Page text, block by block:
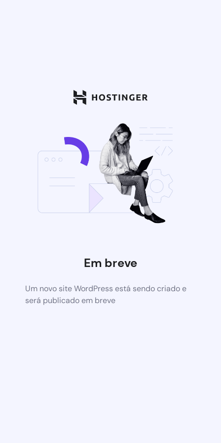
Em breve
Um novo site WordPress está sendo criado e
será publicado em breve